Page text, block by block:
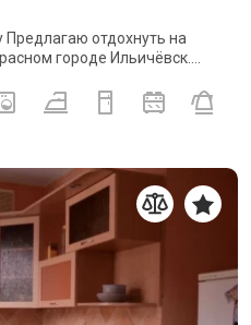
отдохнуть на
городе Ильичёвск....